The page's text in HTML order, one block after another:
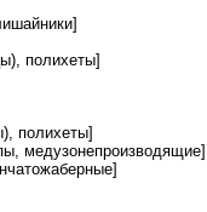
полихеты]
полихеты]
медузонепроизводящие]